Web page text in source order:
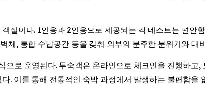
실이다. 1인용과 2인용으로 제공되는 각 네스트는 편안
체, 통합 수납공간 등을 갖춰 외부의 분주한 분위기와 대
으로 운영된다. 투숙객은 온라인으로 체크인을 진행하
. 이를 통해 전통적인 숙박 과정에서 발생하는 불편함